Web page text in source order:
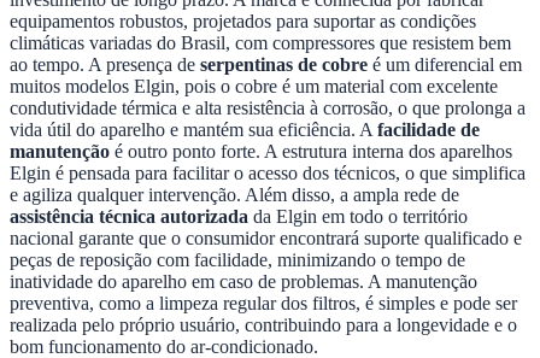
equipamentos robustos, projetados para suportar as condições
climáticas variadas do Brasil, com compressores que resistem bem
ao tempo. A presença de serpentinas de cobre é um diferencial em
muitos modelos Elgin, pois o cobre é um material com excelente
condutividade térmica e alta resistência à corrosão, o que prolonga a
vida útil do aparelho e mantém sua eficiência. A facilidade de
manutenção é outro ponto forte. A estrutura interna dos aparelhos
Elgin é pensada para facilitar o acesso dos técnicos, o que simplifica
e agiliza qualquer intervenção. Além disso, a ampla rede de
assistência técnica autorizada da Elgin em todo o território
nacional garante que o consumidor encontrará suporte qualificado e
peças de reposição com facilidade, minimizando o tempo de
inatividade do aparelho em caso de problemas. A manutenção
preventiva, como a limpeza regular dos filtros, é simples e pode ser
realizada pelo próprio usuário, contribuindo para a longevidade e o
bom funcionamento do ar-condicionado.